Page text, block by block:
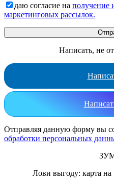
даю согласие на получение
маркетинговых рассылок.
Написать, не
Отправляя данную форму вы
обработки персональных
Лови выгоду: карта на